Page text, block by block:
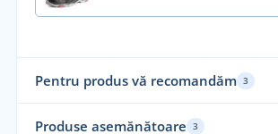
Pentru produs vă recomandăm 3
Produse asemănătoare 3